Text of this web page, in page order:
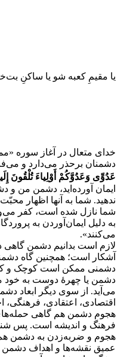
یا مقیمِ کعبه شو یا ساکنِ
خدای متعال در آغاز سوره
دشمنان برحذر می‌دارد و
عَدُوِّی وَعَدُوَّکُمْ أَوْلِیاءَ تُلْقُونَ
ایمان آورده‌اید، دشمن من
ندهید. شما به آنها اظهار
شما نازل شده است، کفر
به دلیل ایمان‌آوردن به
می‌کنند».
لازم است بدانیم دشمن گاهی
آشکار است؛ همچنین گاه
دشمنی ممکن است کوچک و
دشمن یا چهرۀ دوست به خود
می‌آید. از سوی دیگر ابعاد
اقتصادی، اعتقادی، فرهنگی،
هجوم دشمن هم گاهی
فرهنگ و اندیشه است. پس
هجوم و ضربه‌زدن به دشمن
عمیق نقشه‌ها و اهداف دشمن